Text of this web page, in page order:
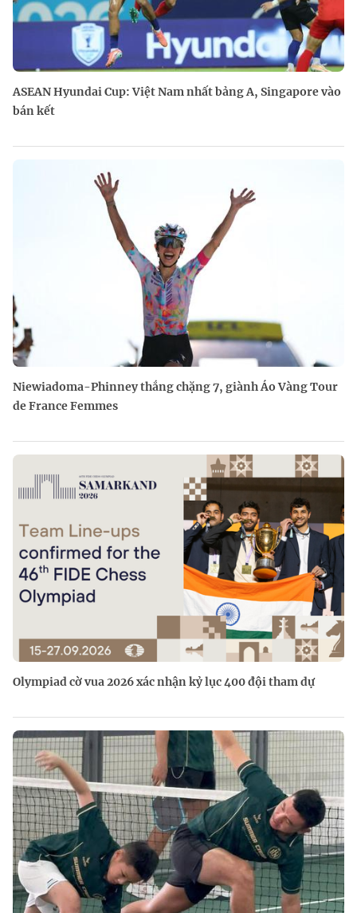
ASEAN Hyundai Cup: Việt Nam nhất bảng A, Singapore vào
bán kết
Niewiadoma-Phinney thắng chặng 7, giành Áo Vàng Tour
de France Femmes
Olympiad cờ vua 2026 xác nhận kỷ lục 400 đội tham dự